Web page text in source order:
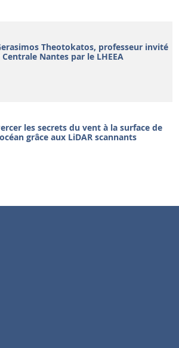
Theotokatos, professeur invité
Centrale Nantes par le LHEEA
les secrets du vent à la surface de
grâce aux LiDAR scannants